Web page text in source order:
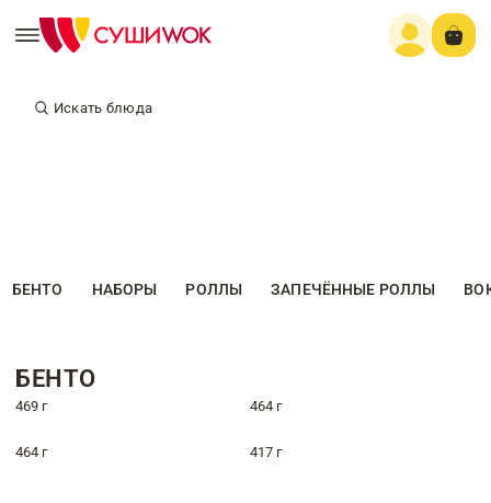
Искать блюда
БЕНТО НАБОРЫ РОЛЛЫ ЗАПЕЧЁННЫЕ РОЛЛЫ
БЕНТО
469 г 464 г
464 г 417 г